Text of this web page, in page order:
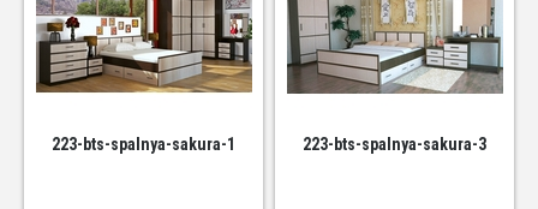
223-bts-spalnya-sakura-1 223-bts-spalnya-sakura-3